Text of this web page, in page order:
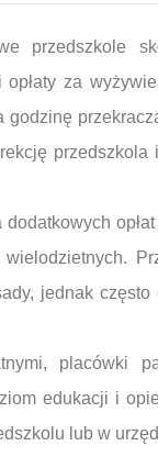
przedszkole
za
jednak
placówki
edukacji i
lub w